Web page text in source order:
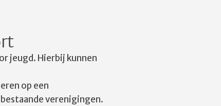
jeugd. Hierbij kunnen
op een
verenigingen.